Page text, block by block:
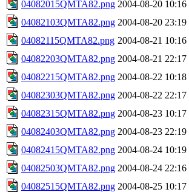
04082015QMTA82.png 2004-08-20 10:16
04082103QMTA82.png 2004-08-20 23:19
04082115QMTA82.png 2004-08-21 10:16
04082203QMTA82.png 2004-08-21 22:17
04082215QMTA82.png 2004-08-22 10:18
04082303QMTA82.png 2004-08-22 22:17
04082315QMTA82.png 2004-08-23 10:17
04082403QMTA82.png 2004-08-23 22:19
04082415QMTA82.png 2004-08-24 10:19
04082503QMTA82.png 2004-08-24 22:16
04082515QMTA82.png 2004-08-25 10:17